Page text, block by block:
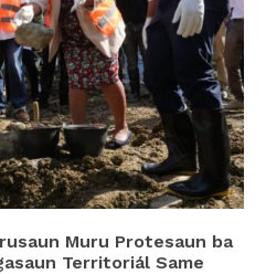
Muru Protesaun ba
Territoriál Same